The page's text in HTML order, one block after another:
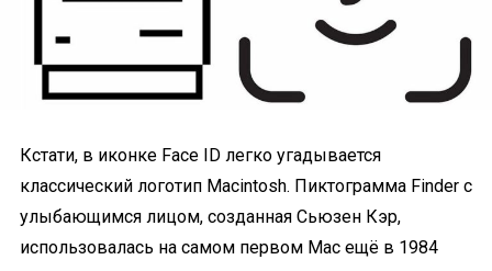
Кстати, в иконке Face ID легко угадывается
классический логотип Macintosh. Пиктограмма Finder с
улыбающимся лицом, созданная Сьюзен Кэр,
использовалась на самом первом Mac ещё в 1984